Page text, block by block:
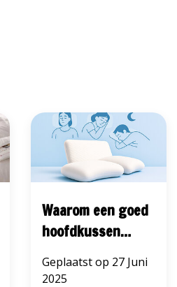
Waarom een goed
hoofdkussen
belangrijk is
Geplaatst op 27 Juni
2025